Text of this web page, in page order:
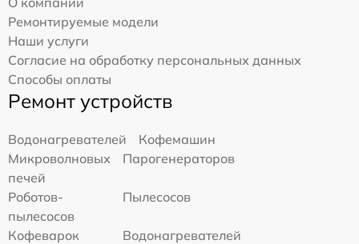
Ремонтируемые модели
Наши услуги
Согласие на обработку персональных данных
Способы оплаты
Ремонт устройств
Водонагревателей
Кофемашин
Микроволновых
печей
Парогенераторов
Роботов-
пылесосов
Пылесосов
Кофеварок
Водонагревателей